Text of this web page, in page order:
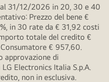
31/12/2026 in 20, 30 e 40
Prezzo del bene €
in 30 rate da € 31,92 costi
totale del credito €
€ 957,60.
approvazione di
Electronics Italia S.p.A.
non in esclusiva.